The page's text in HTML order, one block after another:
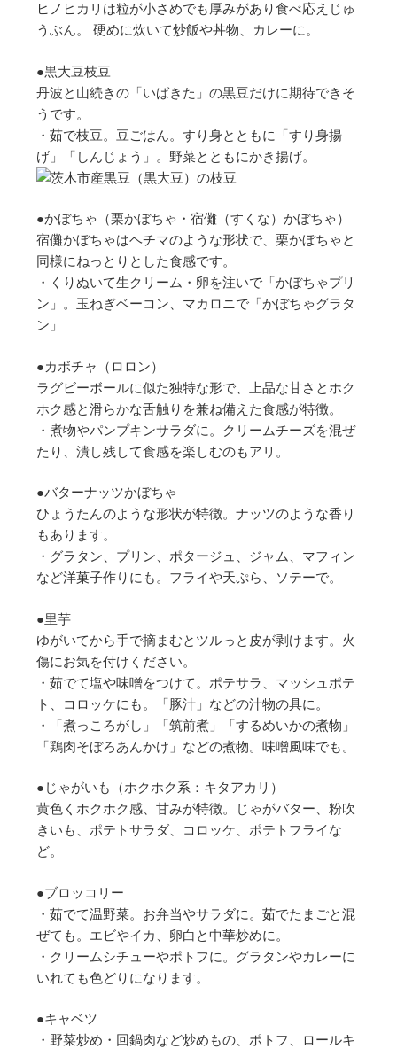
ヒノヒカリは粒が小さめでも厚みがあり食べ応えじゅ
うぶん。 硬めに炊いて炒飯や丼物、カレーに。
●黒大豆枝豆
丹波と山続きの「いばきた」の黒豆だけに期待できそ
うです。
・茹で枝豆。豆ごはん。すり身とともに「すり身揚
げ」「しんじょう」。野菜とともにかき揚げ。
●かぼちゃ（栗かぼちゃ・宿儺（すくな）かぼちゃ）
宿儺かぼちゃはヘチマのような形状で、栗かぼちゃと
同様にねっとりとした食感です。
・くりぬいて生クリーム・卵を注いで「かぼちゃプリ
ン」。玉ねぎベーコン、マカロニで「かぼちゃグラタ
ン」
●カボチャ（ロロン）
ラグビーボールに似た独特な形で、上品な甘さとホク
ホク感と滑らかな舌触りを兼ね備えた食感が特徴。
・煮物やパンプキンサラダに。クリームチーズを混ぜ
たり、潰し残して食感を楽しむのもアリ。
●バターナッツかぼちゃ
ひょうたんのような形状が特徴。ナッツのような香り
もあります。
・グラタン、プリン、ポタージュ、ジャム、マフィン
など洋菓子作りにも。フライや天ぷら、ソテーで。
●里芋
ゆがいてから手で摘まむとツルっと皮が剥けます。火
傷にお気を付けください。
・茹でて塩や味噌をつけて。ポテサラ、マッシュポテ
ト、コロッケにも。「豚汁」などの汁物の具に。
・「煮っころがし」「筑前煮」「するめいかの煮物」
「鶏肉そぼろあんかけ」などの煮物。味噌風味でも。
●じゃがいも（ホクホク系：キタアカリ）
黄色くホクホク感、甘みが特徴。じゃがバター、粉吹
きいも、ポテトサラダ、コロッケ、ポテトフライな
ど。
●ブロッコリー
・茹でて温野菜。お弁当やサラダに。茹でたまごと混
ぜても。エビやイカ、卵白と中華炒めに。
・クリームシチューやポトフに。グラタンやカレーに
いれても色どりになります。
●キャベツ
・野菜炒め・回鍋肉など炒めもの、ポトフ、ロールキ